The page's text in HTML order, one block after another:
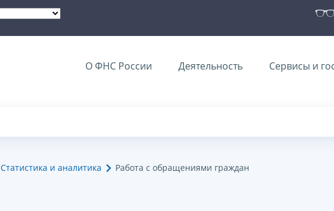
О ФНС России Деятельность Сервисы и
Статистика и аналитика Работа с обращениями граждан